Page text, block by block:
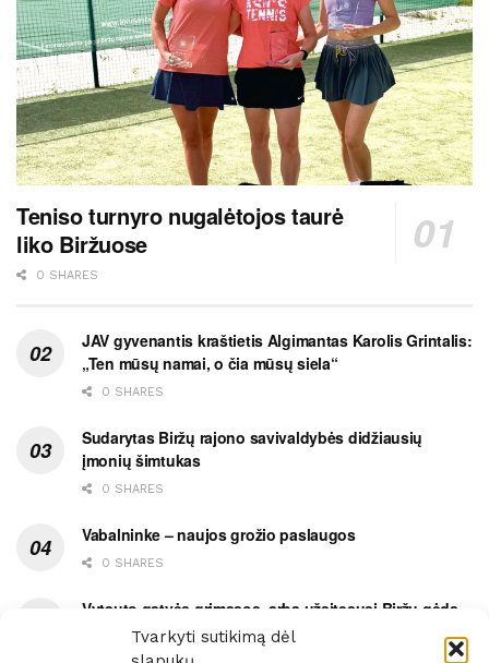
Tvarkyti sutikimą dėl
Teniso turnyro nugalėtojos taurė
liko Biržuose
0 SHARES
JAV gyvenantis kraštietis Algimantas Karolis Grintalis:
„Ten mūsų namai, o čia mūsų siela“
0 SHARES
Sudarytas Biržų rajono savivaldybės didžiausių
įmonių šimtukas
0 SHARES
Vabalninke – naujos grožio paslaugos
0 SHARES
Vytauto gatvės grimasos, arba užsitęsusi Biržų gėda
0 SHARES